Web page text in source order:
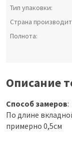
Тип упаковки:
Страна
Полнота:
Описание
Способ замеров:
По длине
примерно 0,5см